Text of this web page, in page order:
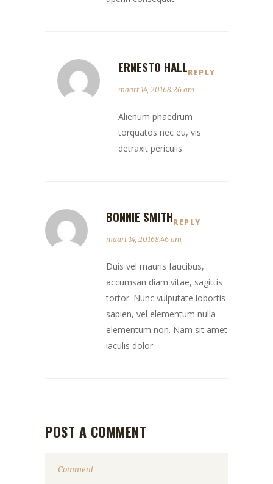
ERNESTO HALLREPLY
maart 14, 20168:26 am
Alienum phaedrum
torquatos nec eu, vis
detraxit periculis.
BONNIE SMITHREPLY
maart 14, 20168:46 am
Duis vel mauris faucibus,
accumsan diam vitae, sagittis
tortor. Nunc vulputate lobortis
sapien, vel elementum nulla
elementum non. Nam sit amet
iaculis dolor.
POST A COMMENT